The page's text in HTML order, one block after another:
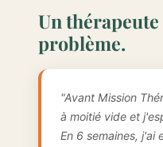
Un
problème.
"Avant Mission
à moitié vide et
En 6 semaines, j'ai